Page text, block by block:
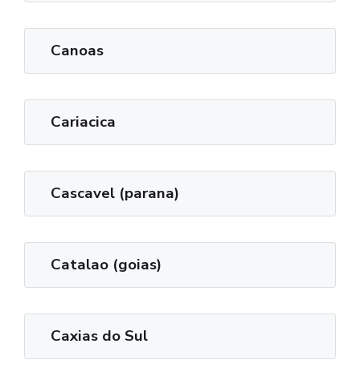
Canoas
Cariacica
Cascavel (parana)
Catalao (goias)
Caxias do Sul